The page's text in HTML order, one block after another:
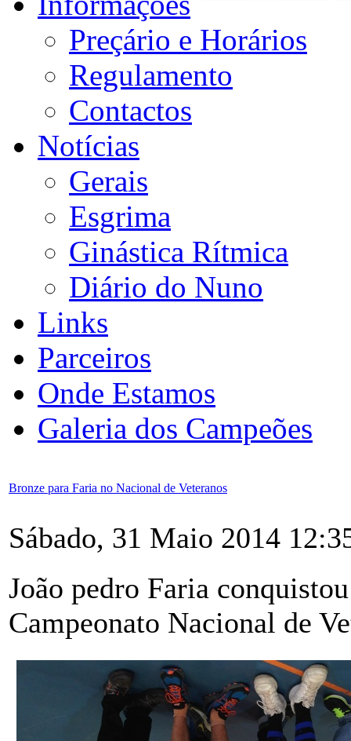
Preçário e Horários
Regulamento
Contactos
Notícias
Gerais
Esgrima
Ginástica Rítmica
Diário do Nuno
Links
Parceiros
Onde Estamos
Galeria dos Campeões
Bronze para Faria no Nacional de Veteranos
Sábado, 31 Maio 2014
João pedro Faria
Campeonato Nacional de